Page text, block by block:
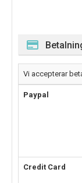
Vi accepterar
Paypal
Credit Card